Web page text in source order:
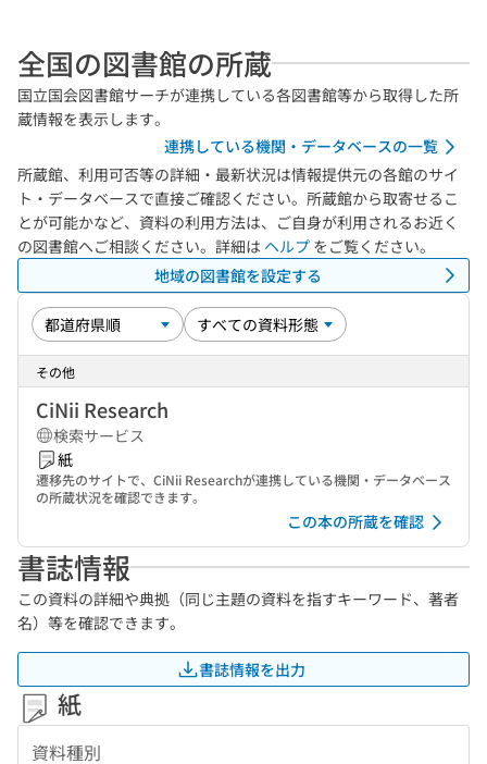
全国の図書館の所蔵
国立国会図書館サーチが連携している各図書館等から取得した所
蔵情報を表示します。
連携している機関・データベースの一覧
所蔵館、利用可否等の詳細・最新状況は情報提供元の各館のサイ
ト・データベースで直接ご確認ください。所蔵館から取寄せるこ
とが可能かなど、資料の利用方法は、ご自身が利用されるお近く
の図書館へご相談ください。詳細は ヘルプ をご覧ください。
地域の図書館を設定する
その他
CiNii Research
検索サービス
紙
遷移先のサイトで、CiNii Researchが連携している機関・データベース
の所蔵状況を確認できます。
この本の所蔵を確認
書誌情報
この資料の詳細や典拠（同じ主題の資料を指すキーワード、著者
名）等を確認できます。
書誌情報を出力
紙
資料種別